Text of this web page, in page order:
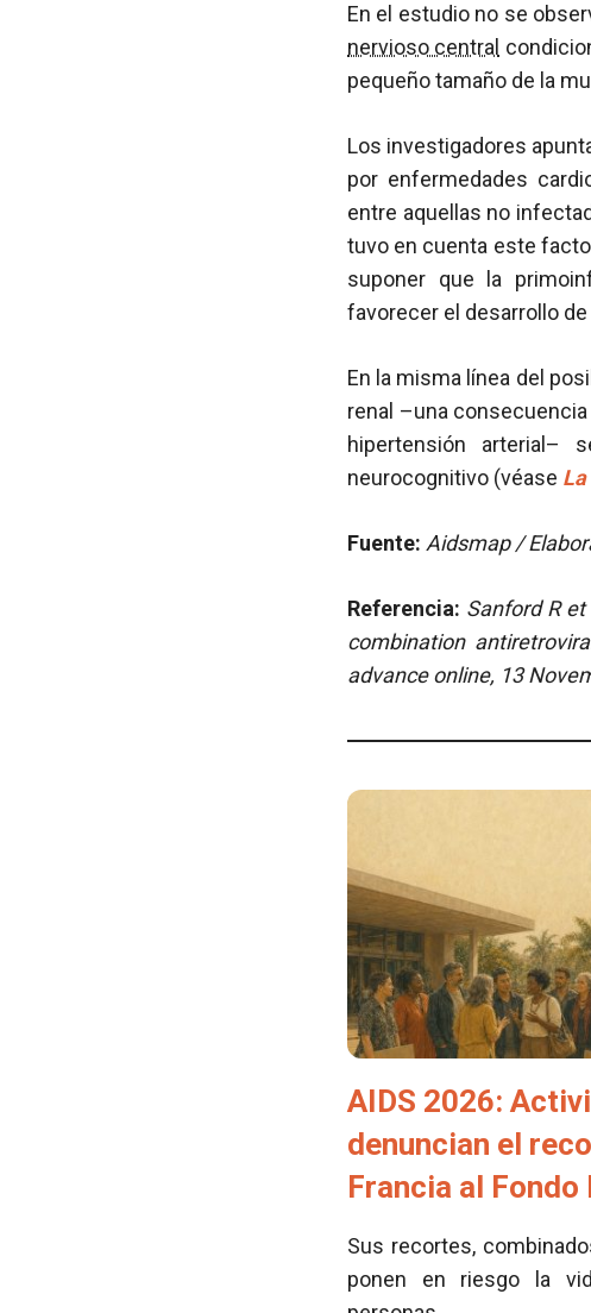
En el estudio no se
nervioso central
pequeño tamaño de la
Los investigadores
por enfermedades
entre aquellas no
tuvo en cuenta este
suponer que la
favorecer el desarrollo
En la misma línea del
renal –una
hipertensión arterial–
neurocognitivo (véase
Fuente: Aidsmap /
Referencia: Sanford R et
combination
advance online, 13
AIDS 2026:
denuncian el
Francia al Fondo
Sus recortes,
ponen en riesgo la